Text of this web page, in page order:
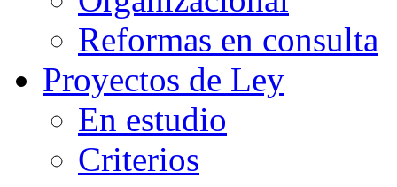
Reformas en consulta
Proyectos de Ley
En estudio
Criterios